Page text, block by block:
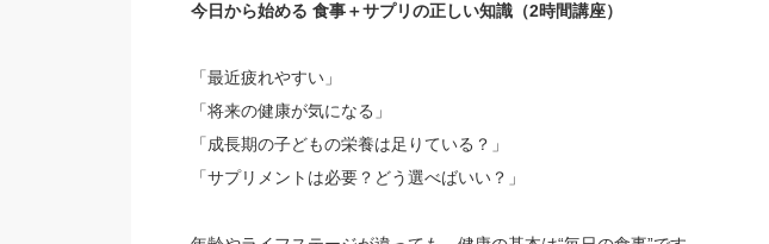
今日から始める 食事＋サプリの正しい知識（2時間講座）
「最近疲れやすい」
「将来の健康が気になる」
「成長期の子どもの栄養は足りている？」
「サプリメントは必要？どう選べばいい？」